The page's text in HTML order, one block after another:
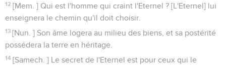
12 [Mem. ] Qui est l'homme qui craint l'Eternel ? [L'Eternel] lui
enseignera le chemin qu'il doit choisir.
13 [Nun. ] Son âme logera au milieu des biens, et sa postérité
possédera la terre en héritage.
14 [Samech. ] Le secret de l'Eternel est pour ceux qui le